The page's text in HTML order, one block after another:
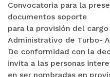
Convocatoria para la
documentos soporte
para la provisión del
Administrativo de Turbo-
De conformidad con la
invita a las personas
en ser nombradas en